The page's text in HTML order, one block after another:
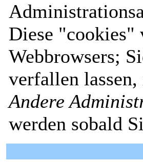
Diese "cookies"
Webbrowsers;
verfallen
Andere
werden sobald